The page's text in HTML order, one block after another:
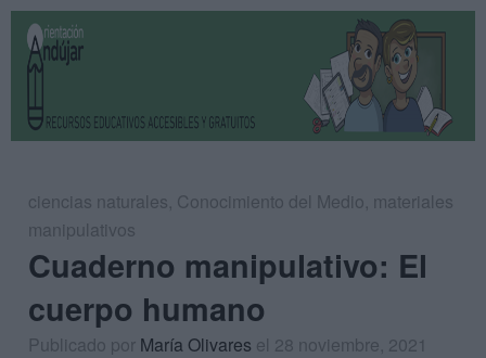
ciencias naturales, Conocimiento del Medio, materiales
manipulativos
Cuaderno manipulativo: El
cuerpo humano
Publicado por María Olivares el 28 noviembre, 2021